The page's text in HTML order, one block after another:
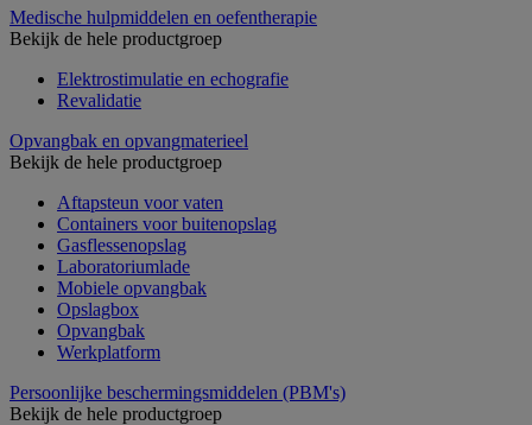
Medische hulpmiddelen en oefentherapie
Bekijk de hele productgroep
Elektrostimulatie en echografie
Revalidatie
Opvangbak en opvangmaterieel
Bekijk de hele productgroep
Aftapsteun voor vaten
Containers voor buitenopslag
Gasflessenopslag
Laboratoriumlade
Mobiele opvangbak
Opslagbox
Opvangbak
Werkplatform
Persoonlijke beschermingsmiddelen (PBM's)
Bekijk de hele productgroep